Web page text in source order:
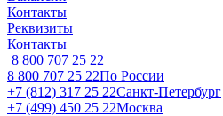
Контакты
Реквизиты
Контакты
8 800 707 25 22
8 800 707 25 22По России
+7 (812) 317 25 22Санкт-Петербург
+7 (499) 450 25 22Москва